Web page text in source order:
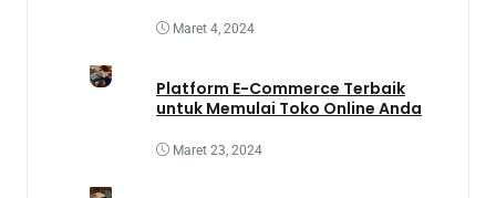
Maret 4, 2024
Platform E-Commerce Terbaik
untuk Memulai Toko Online Anda
Maret 23, 2024